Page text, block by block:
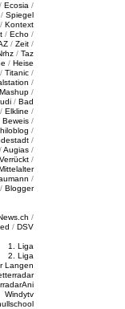
/ Ecosia /
/ Spiegel
/ Kontext
/ Echo /
/ Zeit /
/ Taz
/ Heise
/ Titanic /
/
Mashup /
/ Bad
/ Elkline /
Beweis /
/
/
/Augias /
Verrückt /
/
/ Blogger
/
/ DSV
1. Liga
2. Liga
Langen
Windytv